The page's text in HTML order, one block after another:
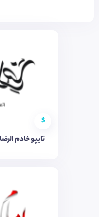
$
تایپو خادم الرضا